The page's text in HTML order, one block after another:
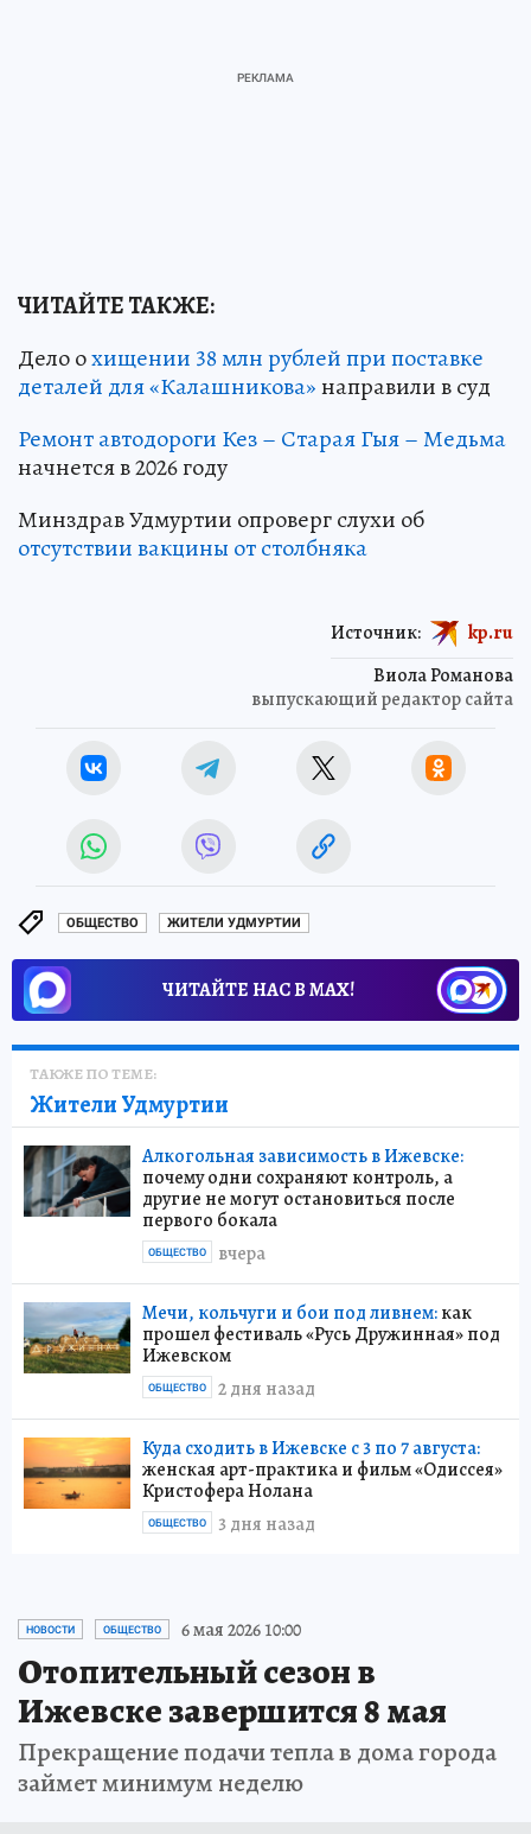
ЧИТАЙТЕ ТАКЖЕ:
Дело охищении 38 млн рублей при поставке
деталей для «Калашникова»направили в суд
Ремонт автодороги Кез – Старая Гыя – Медьма
начнется в 2026 году
Минздрав Удмуртии опроверг слухи об
отсутствии вакцины от столбняка
Виола Романова
выпускающий редактор сайта
Источник: kp.ru
ОБЩЕСТВО ЖИТЕЛИ УДМУРТИИ
ЧИТАЙТЕ НАС В МАХ!
ТАКЖЕ ПО ТЕМЕ:
Жители Удмуртии
Алкогольная зависимость в Ижевске:
почему одни сохраняют контроль, а
другие не могут остановиться после
первого бокала
вчера
ОБЩЕСТВО
Мечи, кольчуги и бои под ливнем:как
прошел фестиваль «Русь Дружинная» под
Ижевском
2 дня назад
ОБЩЕСТВО
Куда сходить в Ижевске с 3 по 7 августа:
женская арт-практика и фильм «Одиссея»
Кристофера Нолана
3 дня назад
ОБЩЕСТВО
НОВОСТИ ОБЩЕСТВО 6 мая 2026 10:00
Отопительный сезон в
Ижевске завершится 8 мая
Прекращение подачи тепла в дома города
займет минимум неделю